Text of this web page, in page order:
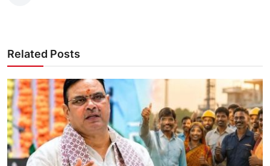
Related Posts